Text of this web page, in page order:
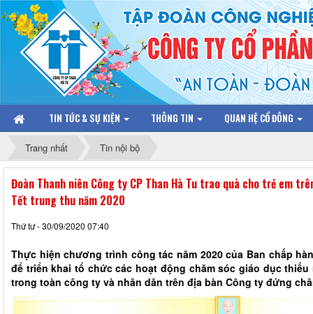
TIN TỨC & SỰ KIỆN THÔNG TIN QUAN HỆ CỔ ĐÔNG
Trang nhất Tin nội bộ
Đoàn Thanh niên Công ty CP Than Hà Tu trao quà cho trẻ em
Tết trung thu năm 2020
Thứ tư - 30/09/2020 07:40
Thực hiện chương trình công tác năm 2020 của Ban chấp
để triển khai tổ chức các hoạt động chăm sóc giáo dục thiếu
trong toàn công ty và nhân dân trên địa bàn Công ty đứng